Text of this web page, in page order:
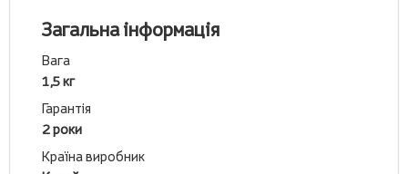
Загальна інформація
Вага
1,5 кг
Гарантія
2 роки
Країна виробник